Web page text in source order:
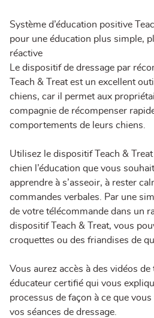
Système d’éducation positive
pour une éducation plus simple,
réactive
Le dispositif de dressage par
Teach & Treat est un excellent
chiens, car il permet aux
compagnie de récompenser
comportements de leurs chiens.
Utilisez le dispositif Teach &
chien l’éducation que vous
apprendre à s’asseoir, à rester
commandes verbales. Par une
de votre télécommande dans un
dispositif Teach & Treat, vous
croquettes ou des friandises de
Vous aurez accès à des vidéos
éducateur certifié qui vous
processus de façon à ce que
vos séances de dressage.